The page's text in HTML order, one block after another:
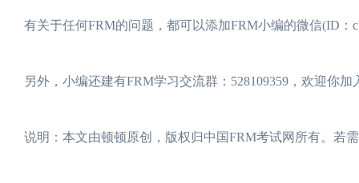
有关于任何FRM的问题，都可以添加FRM小编的微信(ID：
另外，小编还建有FRM学习交流群：528109359，欢迎你
说明：本文由顿顿原创，版权归中国FRM考试网所有。若